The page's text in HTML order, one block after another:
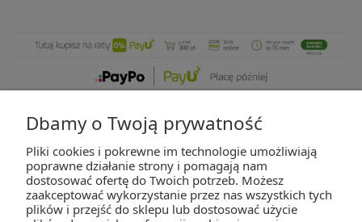
ZAKUPY
POMOC
Dbamy o Twoją prywatność
Pliki cookies i pokrewne im technologie umożliwiają
poprawne działanie strony i pomagają nam
dostosować ofertę do Twoich potrzeb. Możesz
zaakceptować wykorzystanie przez nas wszystkich tych
plików i przejść do sklepu lub dostosować użycie